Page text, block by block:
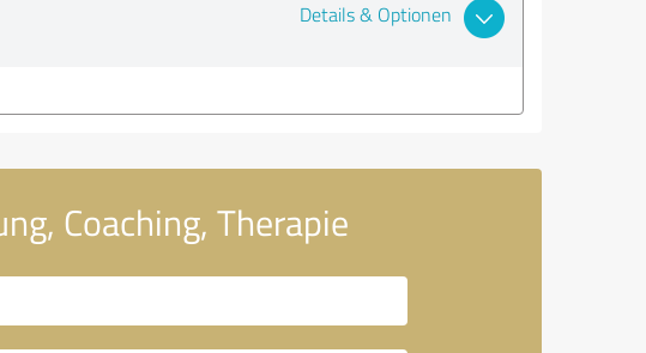
Details & Optionen
Coaching, Therapie